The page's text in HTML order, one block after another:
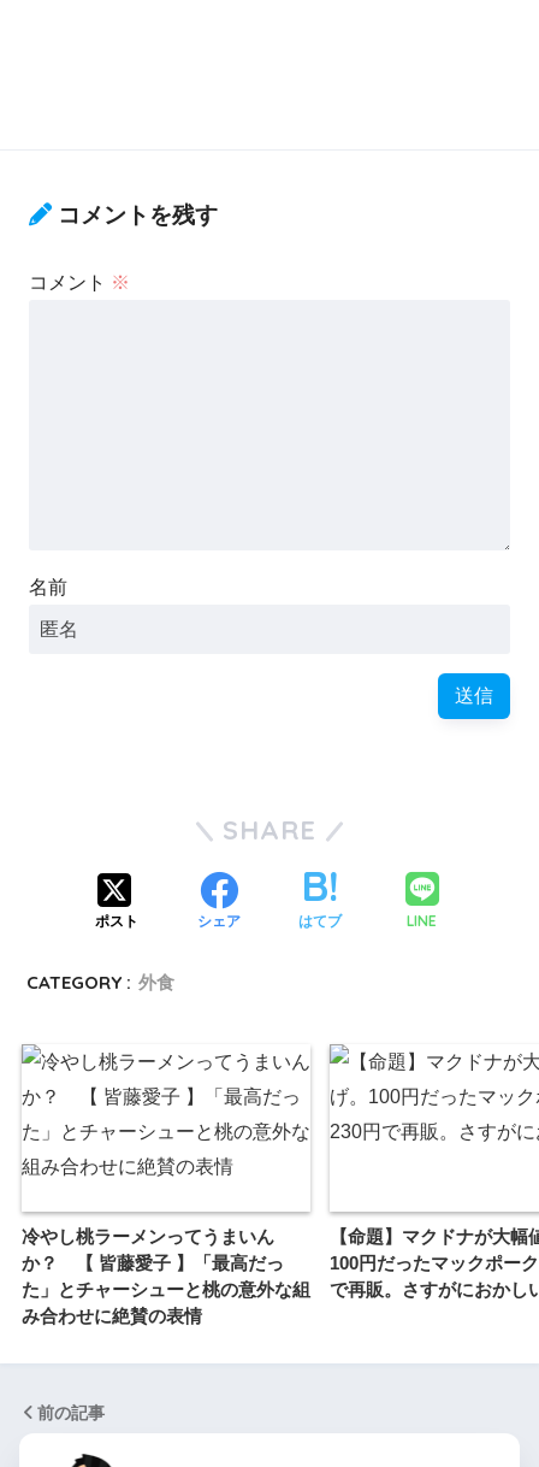
コメントを残す
コメント ※
名前
SHARE
ポスト シェア はてブ LINE
CATEGORY : 外食
冷やし桃ラーメンってうまいん
か？ 【 皆藤愛子 】「最高だっ
た」とチャーシューと桃の意外な組
み合わせに絶賛の表情
【命題】マクドナが大幅
100円だったマックポー
で再販。さすがにおかし
前の記事